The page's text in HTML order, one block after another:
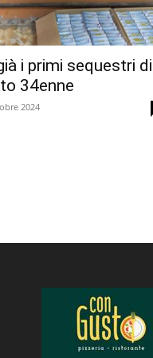
i primi sequestri di
34enne
2024